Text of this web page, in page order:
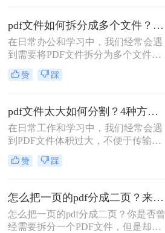
型的PDF文件拆分成多个小文件，以
便更方便地阅读、共享或打印。 那
么，pdf一个文件如何拆分多个文件
呢？下面我将为您详细介绍几种简单
有效的方法。
pdf文件如何拆分成多个文件？这三种方法教你轻松拆分！
在日常办公和学习中，我们经常会遇
到需要将PDF文件拆分为多个文件的
需求。无论是为了方便分享、减小文
件大小，还是为了将不同章节或内容
有用的技能。那么PDF文件如何拆分
成多个文件呢？本文将介绍三种常用
的方法，帮助你轻松拆分PDF文件。
赞 踩
pdf文件太大如何分割？4种方法教你如何快速拆分！
在日常工作和学习中，我们经常会遇
到PDF文件体积过大，不便于传输或
管理的情况。此时，将PDF文件分割
成多个较小的文件就显得尤为重要。
详细介绍几种常用的PDF文件分割方
法，帮助用户轻松应对大体积PDF文
件的处理难题。
赞 踩
怎么把一页的pdf分成二页？来看看这3个PDF拆分方法！
怎么把一页的pdf分成二页？你是否曾
经需要拆分一个PDF文件，但是却不